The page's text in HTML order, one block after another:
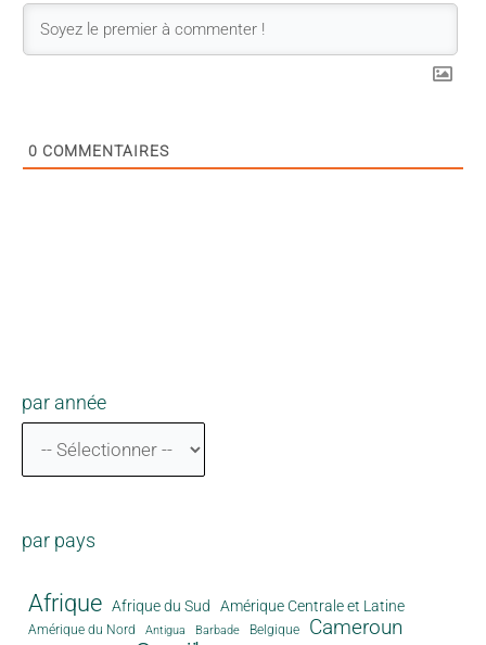
0 COMMENTAIRES
par année
par pays
Afrique Afrique du Sud Amérique Centrale et Latine
Amérique du Nord Antigua Barbade Belgique Cameroun